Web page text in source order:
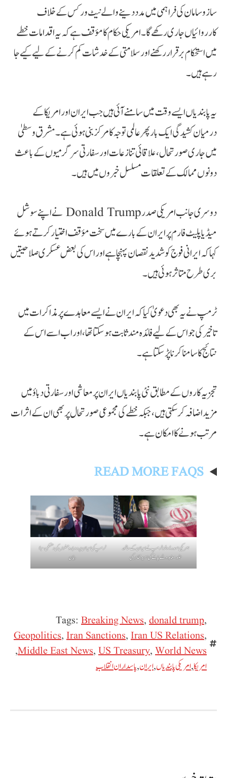
سازوسامان کی فراہمی میں مدد دینے والے نیٹ ورکس کے خلاف
کارروائیاں جاری رکھے گا۔ امریکی حکام کا مؤقف ہے کہ یہ اقدامات خطے
میں استحکام برقرار رکھنے اور سلامتی کے خدشات کم کرنے کے لیے کیے جا
رہے ہیں۔
یہ پابندیاں ایسے وقت میں سامنے آئی ہیں جب ایران اور امریکا کے
درمیان کشیدگی ایک بار پھر عالمی توجہ کا مرکز بنی ہوئی ہے۔ مشرق وسطیٰ
میں جاری صورتحال، علاقائی تنازعات اور سفارتی سرگرمیوں کے باعث
دونوں ممالک کے تعلقات مسلسل خبروں میں ہیں۔
دوسری جانب امریکی صدر Donald Trump نے اپنے سوشل
میڈیا پلیٹ فارم پر ایران کے بارے میں سخت مؤقف اختیار کرتے ہوئے
کہا کہ ایرانی فوج کو شدید نقصان پہنچا ہے اور اس کی بعض عسکری صلاحیتیں
بری طرح متاثر ہوئی ہیں۔
ٹرمپ نے یہ بھی دعویٰ کیا کہ ایران نے ایسے معاہدے پر مذاکرات میں
تاخیر کی جو اس کے لیے فائدہ مند ثابت ہو سکتا تھا، اور اب اسے اس کے
نتائج کا سامنا کرنا پڑ سکتا ہے۔
تجزیہ کاروں کے مطابق نئی پابندیاں ایران پر معاشی اور سفارتی دباؤ میں
مزید اضافہ کر سکتی ہیں، جبکہ خطے کی مجموعی صورتحال پر بھی ان کے اثرات
مرتب ہونے کا امکان ہے۔
READ MORE FAQS
امریکی صدر ڈونلڈ ٹرمپ نے ایران کے ساتھ
جلد معاہدہ طے پانے کی امید ظاہر کی
ٹرمپ کی ایران پر دوبارہ حملوں کی دھمکی، بڑا
بیان
Tags: Breaking News, donald trump,
Geopolitics, Iran Sanctions, Iran US Relations,
Middle East News, US Treasury, World News
,
امریکا,امریکی پابندیاں,ایران,پاسداران انقلاب